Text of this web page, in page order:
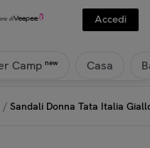
Accedi
Camp new Casa
/ Sandali Donna Tata Italia